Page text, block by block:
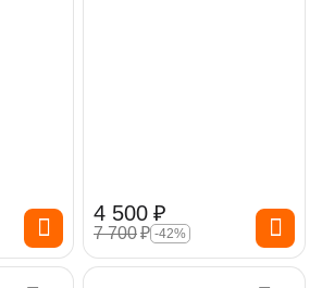
4 500 ₽
7 700₽ -42%